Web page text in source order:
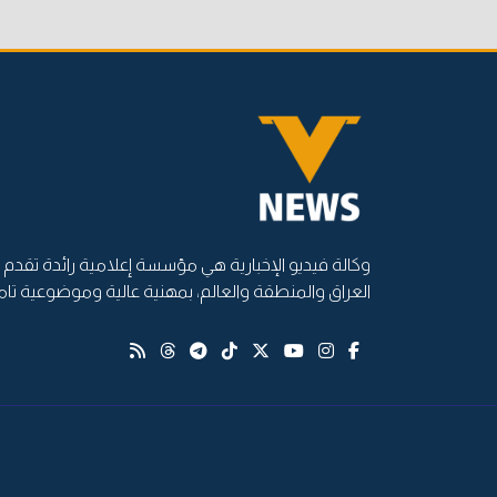
وكالة فيديو الإخبارية هي مؤسسة إعلامية رائدة تقدم
العراق والمنطقة والعالم، بمهنية عالية وموضوعية